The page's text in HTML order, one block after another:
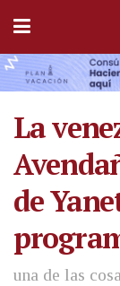
La
de
una de las